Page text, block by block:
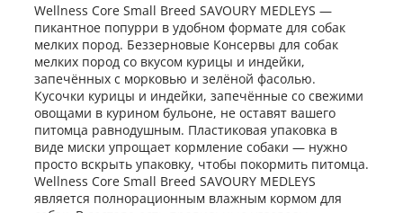
Wellness Core Small Breed SAVOURY MEDLEYS —
пикантное попурри в удобном формате для собак
мелких пород. Беззерновые Консервы для собак
мелких пород со вкусом курицы и индейки,
запечённых с морковью и зелёной фасолью.
Кусочки курицы и индейки, запечённые со свежими
овощами в курином бульоне, не оставят вашего
питомца равнодушным. Пластиковая упаковка в
виде миски упрощает кормление собаки — нужно
просто вскрыть упаковку, чтобы покормить питомца.
Wellness Core Small Breed SAVOURY MEDLEYS
является полнорационным влажным кормом для